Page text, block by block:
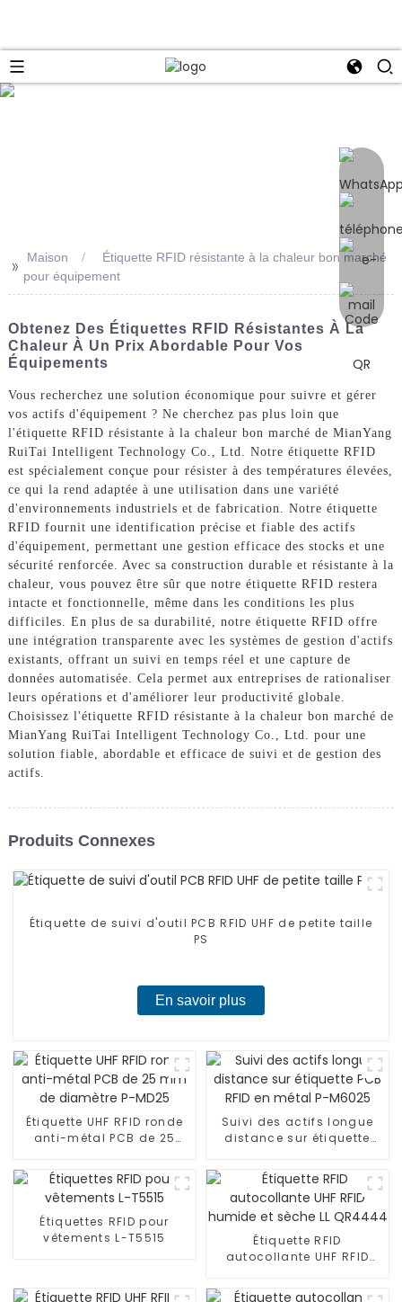
>> Maison
Étiquette RFID résistante à la chaleur bon marché
pour équipement
Obtenez Des Étiquettes RFID Résistantes À La
Chaleur À Un Prix Abordable Pour Vos
Équipements
Vous recherchez une solution économique pour suivre et gérer
vos actifs d'équipement ? Ne cherchez pas plus loin que
l'étiquette RFID résistante à la chaleur bon marché de MianYang
RuiTai Intelligent Technology Co., Ltd. Notre étiquette RFID
est spécialement conçue pour résister à des températures élevées,
ce qui la rend adaptée à une utilisation dans une variété
d'environnements industriels et de fabrication. Notre étiquette
RFID fournit une identification précise et fiable des actifs
d'équipement, permettant une gestion efficace des stocks et une
sécurité renforcée. Avec sa construction durable et résistante à la
chaleur, vous pouvez être sûr que notre étiquette RFID restera
intacte et fonctionnelle, même dans les conditions les plus
difficiles. En plus de sa durabilité, notre étiquette RFID offre
une intégration transparente avec les systèmes de gestion d'actifs
existants, offrant un suivi en temps réel et une capture de
données automatisée. Cela permet aux entreprises de rationaliser
leurs opérations et d'améliorer leur productivité globale.
Choisissez l'étiquette RFID résistante à la chaleur bon marché de
MianYang RuiTai Intelligent Technology Co., Ltd. pour une
solution fiable, abordable et efficace de suivi et de gestion des
actifs.
Produits Connexes
Étiquette de suivi d'outil PCB RFID UHF de petite taille
PS
En savoir plus
Étiquette UHF RFID ronde
anti-métal PCB de 25
Suivi des actifs longue
distance sur étiquette
M6025
Étiquettes RFID pour
vêtements L-T5515
Étiquette RFID
autocollante UHF RFID
QR4444